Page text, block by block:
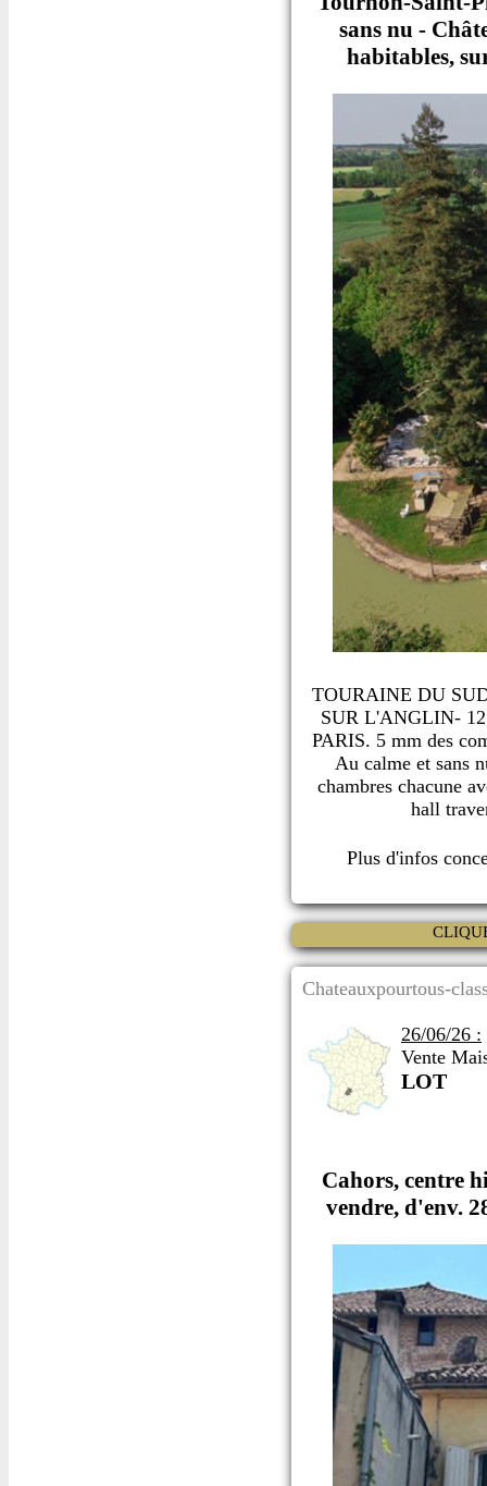
sans nu -
habitables,
TOURAINE DU
SUR L'ANGLIN-
PARIS. 5 mm des
Au calme et sans
chambres chacune
hall
Plus d'infos
Chateauxpourtous-
26/06/26 :
Vente
LOT
Cahors, centre
vendre, d'env.